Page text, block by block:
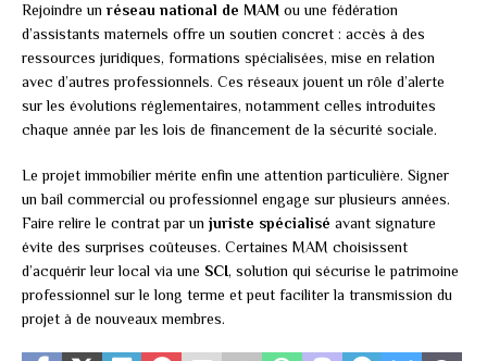
Rejoindre un réseau national de MAM ou une fédération
d’assistants maternels offre un soutien concret : accès à des
ressources juridiques, formations spécialisées, mise en relation
avec d’autres professionnels. Ces réseaux jouent un rôle d’alerte
sur les évolutions réglementaires, notamment celles introduites
chaque année par les lois de financement de la sécurité sociale.
Le projet immobilier mérite enfin une attention particulière. Signer
un bail commercial ou professionnel engage sur plusieurs années.
Faire relire le contrat par un juriste spécialisé avant signature
évite des surprises coûteuses. Certaines MAM choisissent
d’acquérir leur local via une SCI, solution qui sécurise le patrimoine
professionnel sur le long terme et peut faciliter la transmission du
projet à de nouveaux membres.